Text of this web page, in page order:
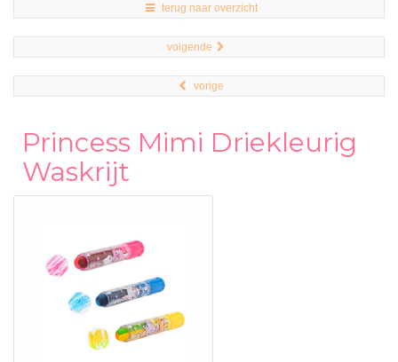
terug naar overzicht
volgende
vorige
Princess Mimi Driekleurig
Waskrijt